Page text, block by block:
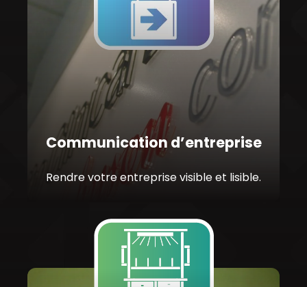
Communication d’entreprise
Rendre votre entreprise visible et lisible.